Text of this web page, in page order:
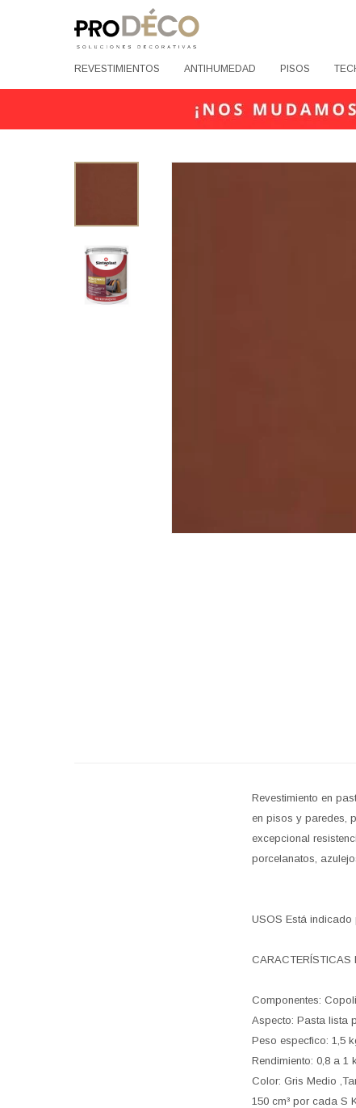
REVESTIMIENTOS ANTIHUMEDAD PISOS
Revestimiento en
en pisos y paredes,
excepcional
porcelanatos,
USOS Está indicado
CARACTERÍSTICAS
Componentes:
Aspecto: Pasta lista
Peso especfico: 1,5
Rendimiento: 0,8 a 1
Color: Gris Medio
150 cm³ por cada S